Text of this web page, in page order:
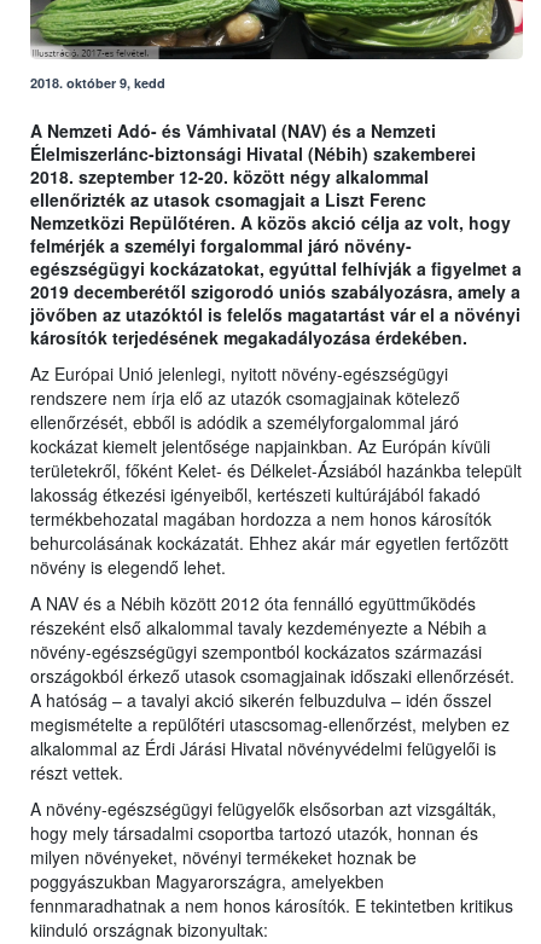
2018. október 9, kedd
A Nemzeti Adó- és Vámhivatal (NAV) és a Nemzeti
Élelmiszerlánc-biztonsági Hivatal (Nébih) szakemberei
2018. szeptember 12-20. között négy alkalommal
ellenőrizték az utasok csomagjait a Liszt Ferenc
Nemzetközi Repülőtéren. A közös akció célja az volt, hogy
felmérjék a személyi forgalommal járó növény-
egészségügyi kockázatokat, egyúttal felhívják a figyelmet a
2019 decemberétől szigorodó uniós szabályozásra, amely a
jövőben az utazóktól is felelős magatartást vár el a növényi
károsítók terjedésének megakadályozása érdekében.
Az Európai Unió jelenlegi, nyitott növény-egészségügyi
rendszere nem írja elő az utazók csomagjainak kötelező
ellenőrzését, ebből is adódik a személyforgalommal járó
kockázat kiemelt jelentősége napjainkban. Az Európán kívüli
területekről, főként Kelet- és Délkelet-Ázsiából hazánkba települt
lakosság étkezési igényeiből, kertészeti kultúrájából fakadó
termékbehozatal magában hordozza a nem honos károsítók
behurcolásának kockázatát. Ehhez akár már egyetlen fertőzött
növény is elegendő lehet.
A NAV és a Nébih között 2012 óta fennálló együttműködés
részeként első alkalommal tavaly kezdeményezte a Nébih a
növény-egészségügyi szempontból kockázatos származási
országokból érkező utasok csomagjainak időszaki ellenőrzését.
A hatóság – a tavalyi akció sikerén felbuzdulva – idén ősszel
megismételte a repülőtéri utascsomag-ellenőrzést, melyben ez
alkalommal az Érdi Járási Hivatal növényvédelmi felügyelői is
részt vettek.
A növény-egészségügyi felügyelők elsősorban azt vizsgálták,
hogy mely társadalmi csoportba tartozó utazók, honnan és
milyen növényeket, növényi termékeket hoznak be
poggyászukban Magyarországra, amelyekben
fennmaradhatnak a nem honos károsítók. E tekintetben kritikus
kiinduló országnak bizonyultak: